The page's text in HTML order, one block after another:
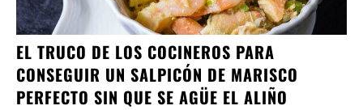
EL TRUCO DE LOS COCINEROS PARA
CONSEGUIR UN SALPICÓN DE MARISCO
PERFECTO SIN QUE SE AGÜE EL ALIÑO